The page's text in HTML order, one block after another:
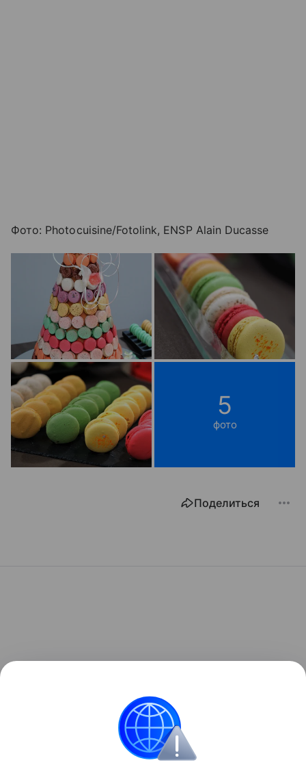
Фото: Photocuisine/Fotolink, ENSP Alain Ducasse
5
фото
Поделиться